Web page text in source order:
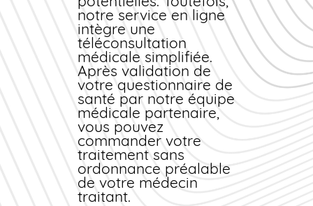
permet d'expédier
votrecommande sous
24 à 48 heures, avec
un suivi colis inclus.
Vous bénéficiez
également de la
discrétion absolue de
l'emballage et de nos
conseils
pharmaceutiques
personnalisés.
notre serviceen ligne
intègre une
téléconsultation
médicale simplifiée.
Après validation de
votre questionnaire de
santé par notre équipe
médicale partenaire,
vous pouvez
commander votre
traitement sans
ordonnance préalable
de votre médecin
traitant.